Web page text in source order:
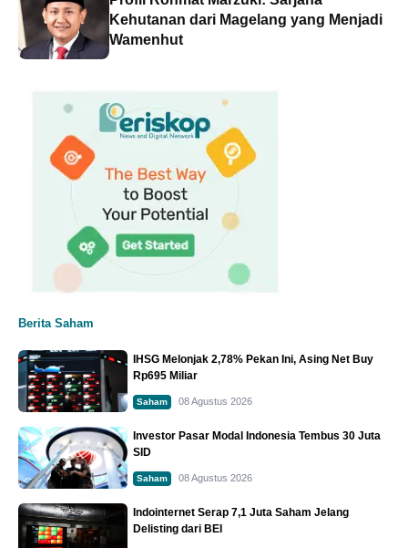
Kehutanan dari Magelang yang Menjadi
Wamenhut
Berita Saham
IHSG Melonjak 2,78% Pekan Ini, Asing Net Buy
Rp695 Miliar
Saham 08 Agustus 2026
Investor Pasar Modal Indonesia Tembus 30 Juta
SID
Saham 08 Agustus 2026
Indointernet Serap 7,1 Juta Saham Jelang
Delisting dari BEI